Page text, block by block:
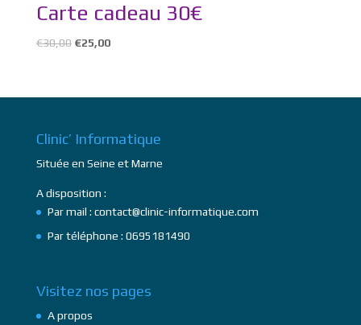
Carte cadeau 30€
€30,00 €25,00
Clinic’ Informatique
Située en Seine et Marne
A disposition :
Par mail : contact@clinic-informatique.com
Par téléphone : 0695181490
Visitez nos pages
A propos